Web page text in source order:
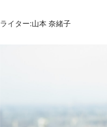
ライター:山本 奈緒子